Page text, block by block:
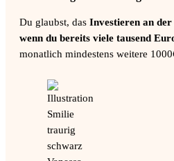
Du glaubst, das Investieren an
wenn du bereits viele tausend
monatlich mindestens weitere